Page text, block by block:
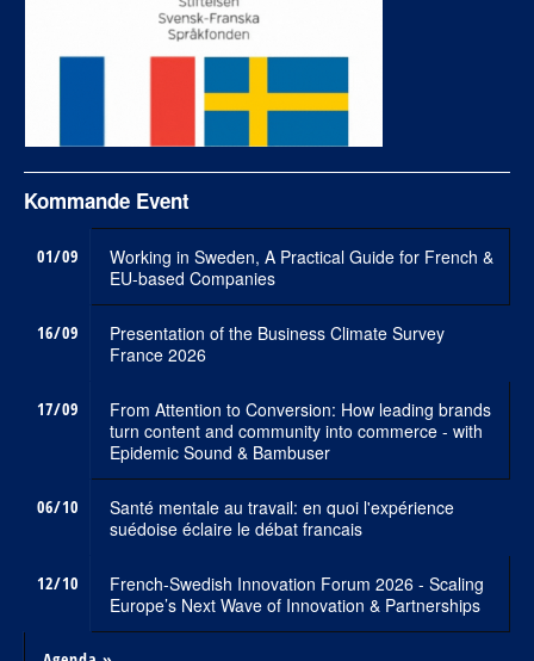
Kommande Event
01/09
Working in Sweden, A Practical Guide for French &
EU-based Companies
16/09
Presentation of the Business Climate Survey
France 2026
17/09
From Attention to Conversion: How leading brands
turn content and community into commerce - with
Epidemic Sound & Bambuser
06/10
Santé mentale au travail: en quoi l'expérience
suédoise éclaire le débat francais
12/10
French-Swedish Innovation Forum 2026 - Scaling
Europe’s Next Wave of Innovation & Partnerships